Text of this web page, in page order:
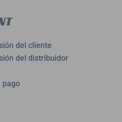
del cliente
del distribuidor
pago